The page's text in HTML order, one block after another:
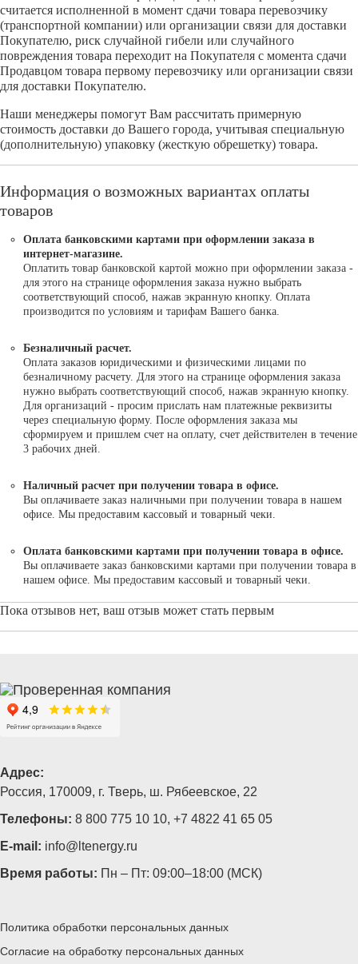
считается исполненной в момент сдачи товара перевозчику
(транспортной компании) или организации связи для доставки
Покупателю, риск случайной гибели или случайного
повреждения товара переходит на Покупателя с момента сдачи
Продавцом товара первому перевозчику или организации связи
для доставки Покупателю.
Наши менеджеры помогут Вам рассчитать примерную
стоимость доставки до Вашего города, учитывая специальную
(дополнительную) упаковку (жесткую обрешетку) товара.
Информация о возможных вариантах оплаты
товаров
Оплата банковскими картами при оформлении заказа в
интернет-магазине.
Оплатить товар банковской картой можно при оформлении заказа -
для этого на странице оформления заказа нужно выбрать
соответствующий способ, нажав экранную кнопку. Оплата
производится по условиям и тарифам Вашего банка.
Безналичный расчет.
Оплата заказов юридическими и физическими лицами по
безналичному расчету. Для этого на странице оформления заказа
нужно выбрать соответствующий способ, нажав экранную кнопку.
Для организаций - просим прислать нам платежные реквизиты
через специальную форму. После оформления заказа мы
сформируем и пришлем счет на оплату, счет действителен в течение
3 рабочих дней.
Наличный расчет при получении товара в офисе.
Вы оплачиваете заказ наличными при получении товара в нашем
офисе. Мы предоставим кассовый и товарный чеки.
Оплата банковскими картами при получении товара в офисе.
Вы оплачиваете заказ банковскими картами при получении товара в
нашем офисе. Мы предоставим кассовый и товарный чеки.
Пока отзывов нет, ваш отзыв может стать первым
Адрес:
Россия, 170009, г. Тверь, ш. Рябеевское, 22
Телефоны: 8 800 775 10 10, +7 4822 41 65 05
E-mail: info@ltenergy.ru
Время работы: Пн – Пт: 09:00–18:00 (МСК)
Политика обработки персональных данных
Согласие на обработку персональных данных